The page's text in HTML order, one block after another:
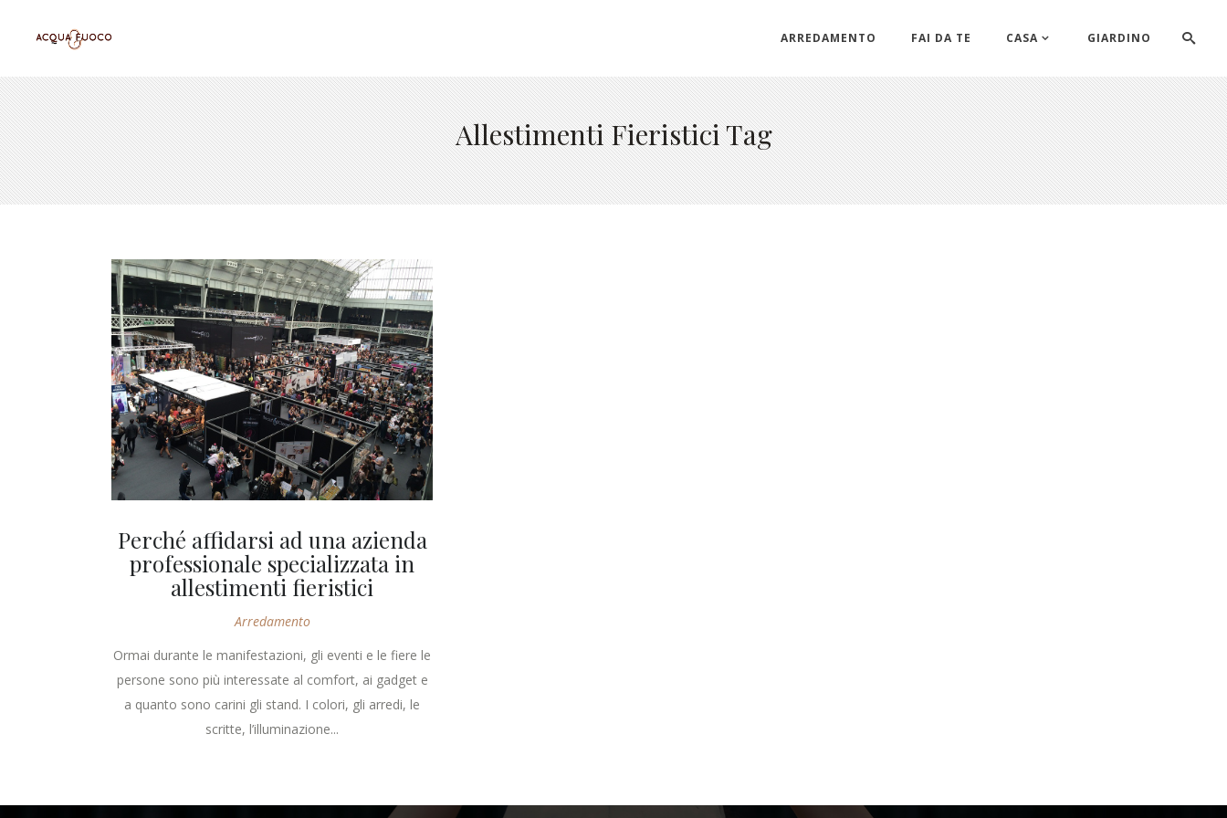
ARREDAMENTO FAI DA TE CASA GIARDINO
Allestimenti Fieristici Tag
Perché affidarsi ad una azienda
professionale specializzata in
allestimenti fieristici
Arredamento
Ormai durante le manifestazioni, gli eventi e le fiere le
persone sono più interessate al comfort, ai gadget e
a quanto sono carini gli stand. I colori, gli arredi, le
scritte, l’illuminazione...